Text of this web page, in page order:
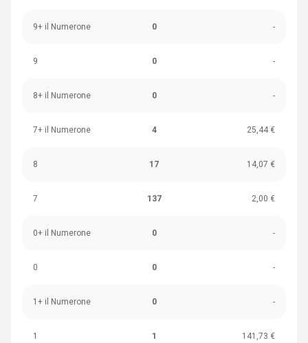
9+ il Numerone 0 -
9 0 -
8+ il Numerone 0 -
7+ il Numerone 4 25,44 €
8 17 14,07 €
7 137 2,00 €
0+ il Numerone 0 -
0 0 -
1+ il Numerone 0 -
1 1 141,73 €